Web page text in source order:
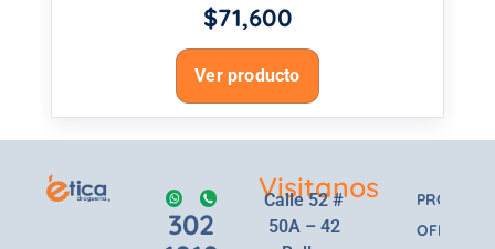
$71,600
Ver producto
302
Visitanos
Calle 52 #
50A – 42
OFERTAS